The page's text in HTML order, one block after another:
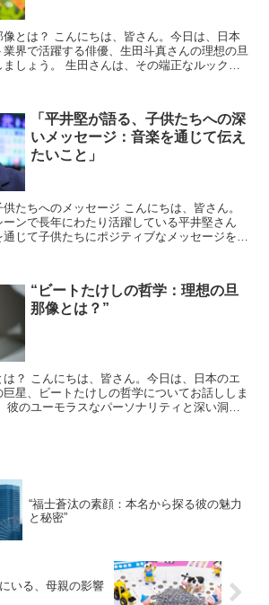
とは？ こんにちは、皆さん。今日は、日本
界で活躍する俳優、生田斗真さんの理想の旦
しょう。 生田さんは、その端正なルックス
「平井堅が語る、子供たちへの深
いメッセージ：音楽を通じて伝え
たいこと」
たちへのメッセージ こんにちは、皆さん。
ンで長年にわたり活躍している平井堅さん
じて子供たちにポジティブなメッセージを伝
“ビートたけしの哲学：理想の旦
那像とは？”
？ こんにちは、皆さん。今日は、日本のエ
星、ビートたけしの哲学についてお話ししま
彼のユーモラスなパーソナリティと深い洞察
“福士蒼汰の素顔：本名から探る彼の魅力
と秘密”
いる、母親の影響